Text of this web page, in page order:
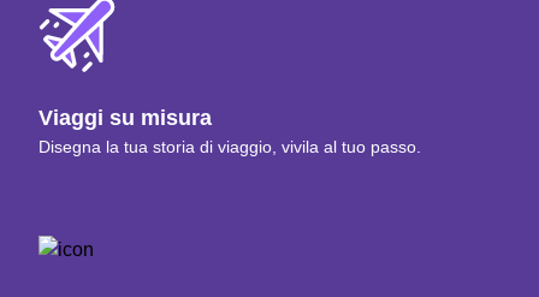
Viaggi su misura
Disegna la tua storia di viaggio, vivila al tuo passo.